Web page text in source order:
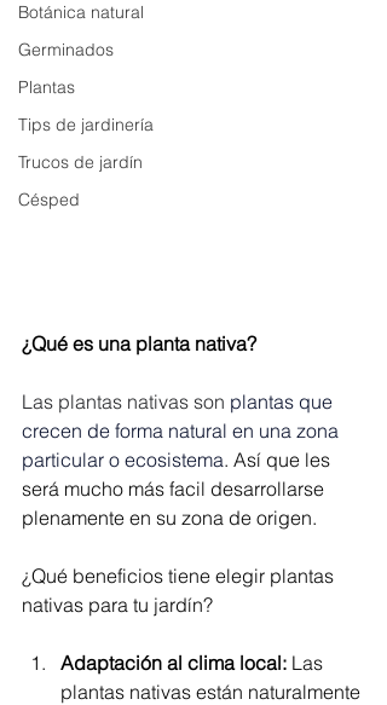
Botánica natural
Germinados
Plantas
Tips de jardinería
Trucos de jardín
Césped
¿Qué es una planta nativa?
Las plantas nativas son plantas que
crecen de forma natural en una zona
particular o ecosistema. Así que les
será mucho más facil desarrollarse
plenamente en su zona de origen.
¿Qué beneficios tiene elegir plantas
nativas para tu jardín?
Adaptación al clima local: Las
plantas nativas están naturalmente